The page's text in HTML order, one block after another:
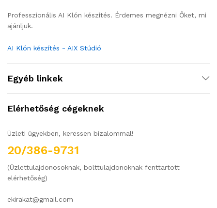
Professzionális AI Klón készítés. Érdemes megnézni Őket, mi
ajánljuk.
AI Klón készítés - AIX Stúdió
Egyéb linkek
Elérhetőség cégeknek
Üzleti ügyekben, keressen bizalommal!
20/386-9731
(Üzlettulajdonosoknak, bolttulajdonoknak fenttartott
elérhetőség)
ekirakat@gmail.com